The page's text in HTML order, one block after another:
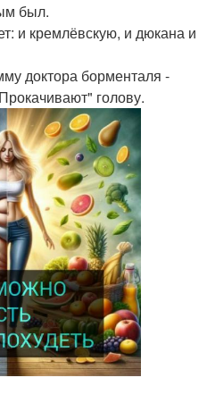
был.
и кремлёвскую, и дюкана и
доктора борменталя -
голову.